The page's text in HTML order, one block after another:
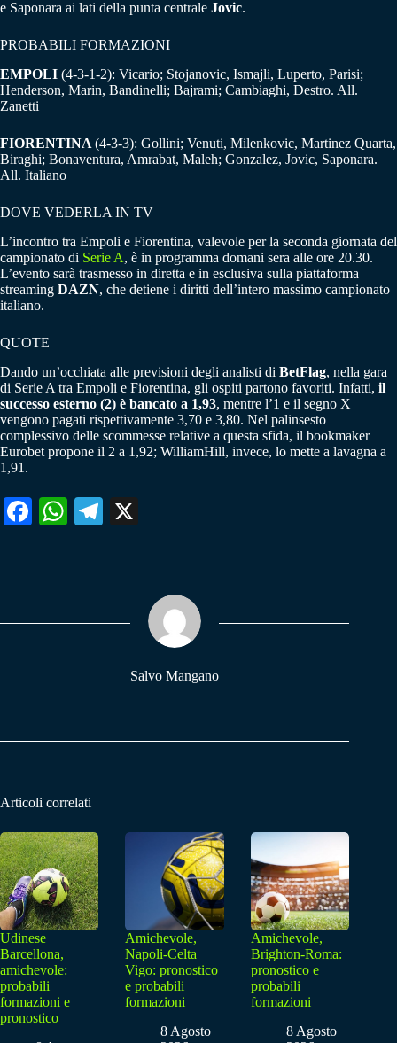
e Saponara ai lati della punta centrale Jovic.
PROBABILI FORMAZIONI
EMPOLI (4-3-1-2): Vicario; Stojanovic, Ismajli, Luperto, Parisi;
Henderson, Marin, Bandinelli; Bajrami; Cambiaghi, Destro. All.
Zanetti
FIORENTINA (4-3-3): Gollini; Venuti, Milenkovic, Martinez Quarta,
Biraghi; Bonaventura, Amrabat, Maleh; Gonzalez, Jovic, Saponara.
All. Italiano
DOVE VEDERLA IN TV
L’incontro tra Empoli e Fiorentina, valevole per la seconda giornata del
campionato di Serie A, è in programma domani sera alle ore 20.30.
L’evento sarà trasmesso in diretta e in esclusiva sulla piattaforma
streaming DAZN, che detiene i diritti dell’intero massimo campionato
italiano.
QUOTE
Dando un’occhiata alle previsioni degli analisti di BetFlag, nella gara
di Serie A tra Empoli e Fiorentina, gli ospiti partono favoriti. Infatti, il
successo esterno (2) è bancato a 1,93, mentre l’1 e il segno X
vengono pagati rispettivamente 3,70 e 3,80. Nel palinsesto
complessivo delle scommesse relative a questa sfida, il bookmaker
Eurobet propone il 2 a 1,92; WilliamHill, invece, lo mette a lavagna a
1,91.
Fa W
pp
Te
m
Salvo Mangano
Articoli correlati
Udinese
Barcellona,
amichevole:
probabili
formazioni e
pronostico
Amichevole,
Napoli-Celta
Vigo: pronostico
e probabili
formazioni
8 Agosto
Amichevole,
Brighton-Roma:
pronostico e
probabili
formazioni
8 Agosto